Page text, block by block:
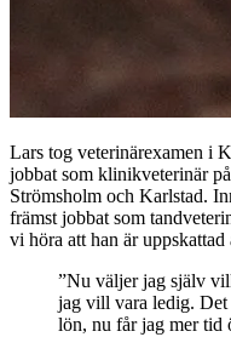
Lars tog veterinärexamen i
jobbat som klinikveterinär
Strömsholm och Karlstad.
främst jobbat som
vi höra att han är
”Nu väljer jag själv
jag vill vara ledig.
lön, nu får jag mer tid